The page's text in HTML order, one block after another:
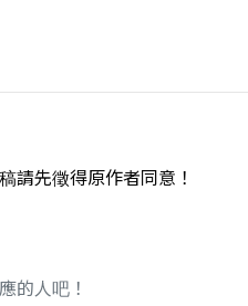
請先徵得原作者同意！
的人吧！